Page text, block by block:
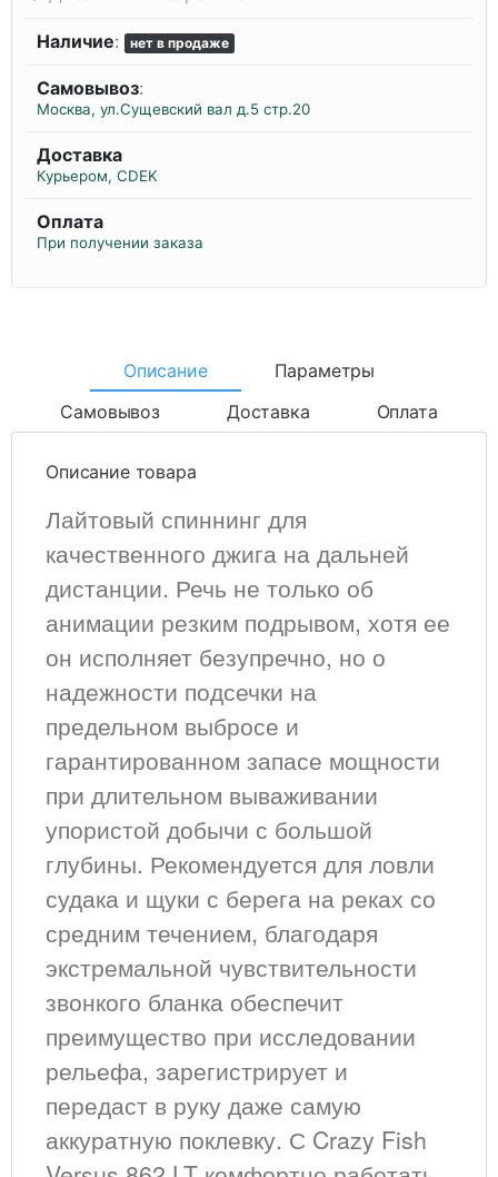
Наличие: нет в продаже
Самовывоз:
Москва, ул.Сущевский вал д.5 стр.20
Доставка
Курьером, CDEK
Оплата
При получении заказа
Описание
Параметры
Самовывоз
Доставка Оплата
Описание товара
Лайтовый спиннинг для
качественного джига на дальней
дистанции. Речь не только об
анимации резким подрывом, хотя ее
он исполняет безупречно, но о
надежности подсечки на
предельном выбросе и
гарантированном запасе мощности
при длительном вываживании
упористой добычи с большой
глубины. Рекомендуется для ловли
судака и щуки с берега на реках со
средним течением, благодаря
экстремальной чувствительности
звонкого бланка обеспечит
преимущество при исследовании
рельефа, зарегистрирует и
передаст в руку даже самую
аккуратную поклевку. С Crazy Fish